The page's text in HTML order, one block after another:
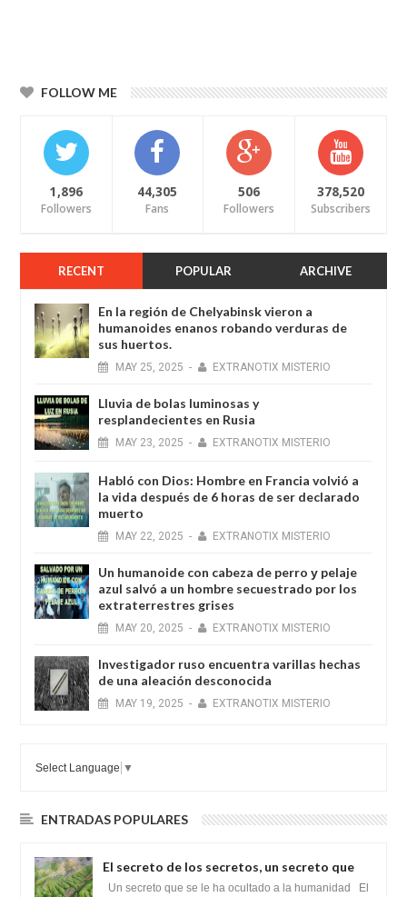
FOLLOW ME
1,896
Followers
44,305
Fans
506
Followers
378,520
Subscribers
RECENT POPULAR ARCHIVE
En la región de Chelyabinsk vieron a
humanoides enanos robando verduras de
sus huertos.
MAY 25, 2025 - EXTRANOTIX MISTERIO
Lluvia de bolas luminosas y
resplandecientes en Rusia
MAY 23, 2025 - EXTRANOTIX MISTERIO
Habló con Dios: Hombre en Francia volvió a
la vida después de 6 horas de ser declarado
muerto
MAY 22, 2025 - EXTRANOTIX MISTERIO
Un humanoide con cabeza de perro у pelaje
azul salvó a un hombre secuestrado por los
extraterrestres grises
MAY 20, 2025 - EXTRANOTIX MISTERIO
Investigador ruso encuentra varillas hechas
de una aleación desconocida
MAY 19, 2025 - EXTRANOTIX MISTERIO
Select Language ▼
ENTRADAS POPULARES
El secreto de los secretos, un secreto que
cambiaría por completo el destino de la
Un secreto que se le ha ocultado a la humanidad El